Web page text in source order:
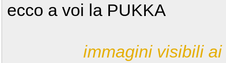
ecco a voi la PUKKA
immagini visibili